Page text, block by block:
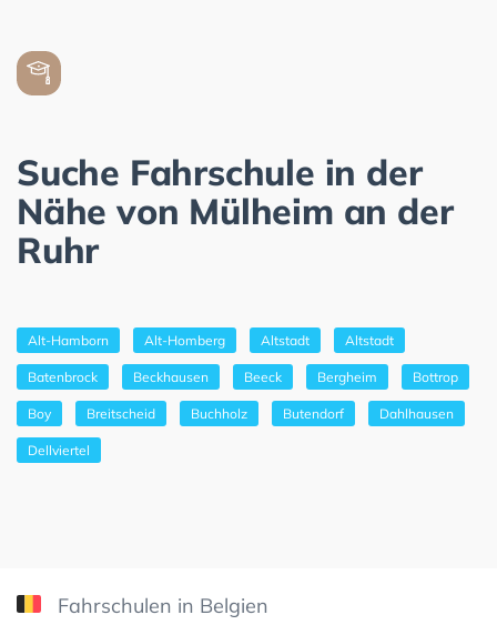
Suche Fahrschule in der
Nähe von Mülheim an der
Ruhr
Alt-Hamborn Alt-Homberg Altstadt Altstadt
Batenbrock Beckhausen Beeck Bergheim Bottrop
Boy Breitscheid Buchholz Butendorf Dahlhausen
Dellviertel
Fahrschulen in Belgien